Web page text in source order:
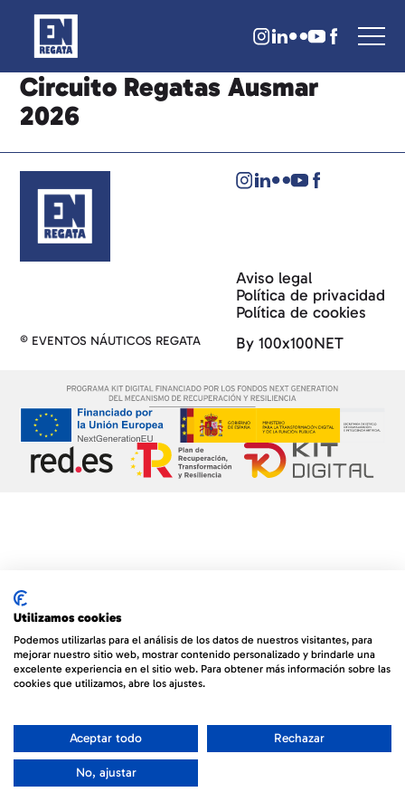
Circuito Regatas Ausmar
2026
© EVENTOS NÁUTICOS REGATA
Aviso legal
Política de privacidad
Política de cookies
By 100x100NET
Utilizamos cookies
Podemos utilizarlas para el análisis de los datos de nuestros visitantes, para
mejorar nuestro sitio web, mostrar contenido personalizado y brindarle una
excelente experiencia en el sitio web. Para obtener más información sobre las
cookies que utilizamos, abre los ajustes.
Aceptar todo Rechazar
No, ajustar